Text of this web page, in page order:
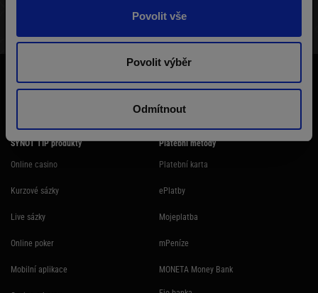
Povolit vše
Povolit výběr
Odmítnout
na hazardní hře může vzniknout závislost! Hazardních her se nemohou
SYNOT TIP produkty
Online casino
Kurzové sázky
Live sázky
Online poker
Mobilní aplikace
Platební metody
Platební karta
ePlatby
Mojeplatba
mPeníze
MONETA Money Bank